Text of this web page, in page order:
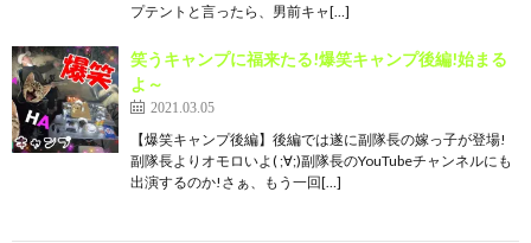
プテントと言ったら、男前キャ[…]
笑うキャンプに福来たる!爆笑キャンプ後編!始まる
よ～
2021.03.05
【爆笑キャンプ後編】後編では遂に副隊長の嫁っ子が登場!
副隊長よりオモロいよ( ;∀;)副隊長のYouTubeチャンネルにも
出演するのか!さぁ、もう一回[…]